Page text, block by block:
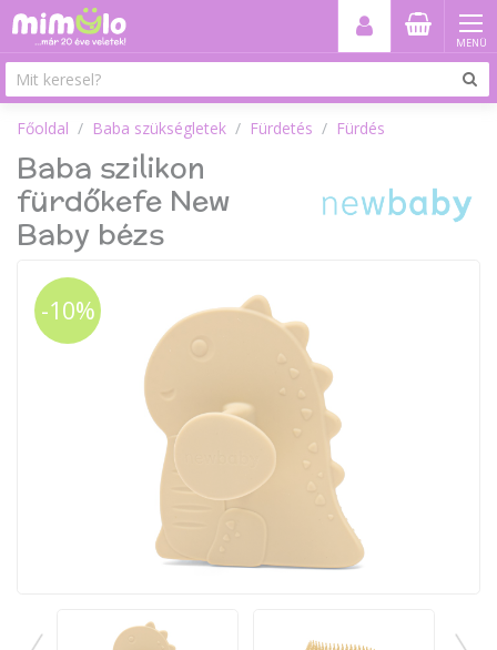
MENÜ
Főoldal Baba szükségletek Fürdetés Fürdés
Baba szilikon
fürdőkefe New
Baby bézs
-10%